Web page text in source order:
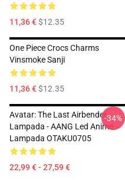
11,36 €$12.35
One Piece Crocs Charms
Vinsmoke Sanji
11,36 €$12.35
Avatar: The Last Airbender
Lampada - AANG Led Anime
Lampada OTAKU0705
22,99 € - 27,59 €
-34%